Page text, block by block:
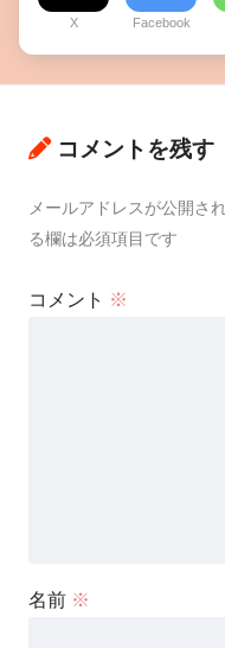
X Facebook
コメントを残す
メールアドレスが公開さ
る欄は必須項目です
コメント ※
名前 ※